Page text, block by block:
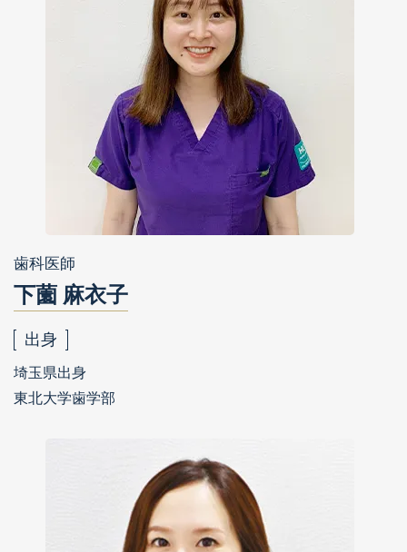
歯科医師
下薗 麻衣子
出身
埼玉県出身
東北大学歯学部